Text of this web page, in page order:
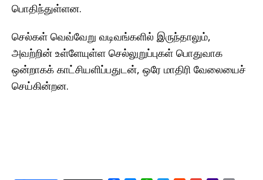
பொதிந்துள்ளன.
செல்கள் வெவ்வேறு வடிவங்களில் இருந்தாலும்,
அவற்றின் உள்ளேயுள்ள செல்லுறுப்புகள் பொதுவாக
ஒன்றாகக் காட்சியளிப்பதுடன், ஒரே மாதிரி வேலையைச்
செய்கின்றன.